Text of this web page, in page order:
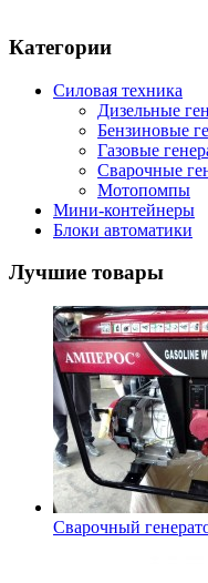
Категории
Силовая техника
Дизельные
Бензиновые
Газовые
Сварочные
Мотопомпы
Мини-контейнеры
Блоки автоматики
Лучшие товары
Сварочный